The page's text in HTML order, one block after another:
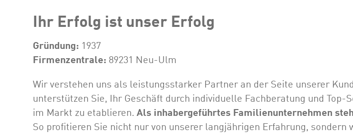
Ihr Erfolg ist unser Erfolg
Gründung: 1937
Firmenzentrale: 89231 Neu-Ulm
Wir verstehen uns als leistungsstarker Partner an der Seite unserer
unterstützen Sie, Ihr Geschäft durch individuelle Fachberatung und Top-
im Markt zu etablieren.Als inhabergeführtes Familienunternehmen
So profitieren Sie nicht nur von unserer langjährigen Erfahrung, sondern